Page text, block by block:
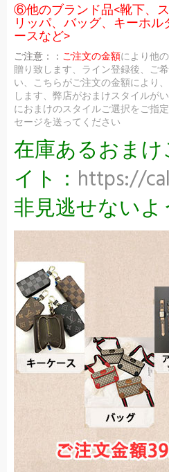
⑥他のブランド品<靴下、
リッパ、バッグ、キーホ
ースなど>
ご注意：： ご注文の金額により他
贈り致します、ライン登録後、ご
い、こちらがご注文の金額により
します、弊店がおまけスタイルが
におまけのスタイルご選択をご指
セージを送ってください
在庫あるおま
イト： https://
非見逃せないよ